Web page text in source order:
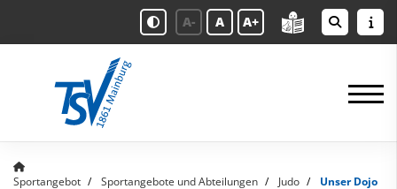
A- A A+
Sportangebot Sportangebote und Abteilungen Judo Unser Dojo